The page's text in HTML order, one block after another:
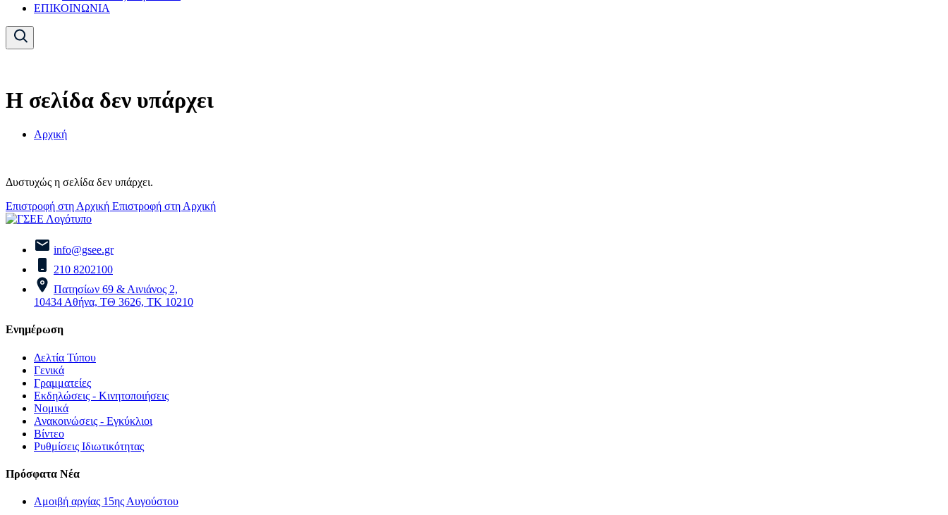
ΕΠΙΚΟΙΝΩΝΙΑ
Η σελίδα δεν υπάρχει
Αρχική
Δυστυχώς η σελίδα δεν υπάρχει.
Επιστροφή στη Αρχική Επιστροφή στη Αρχική
info@gsee.gr
210 8202100
Πατησίων 69 & Αινιάνος 2,
10434 Αθήνα, ΤΘ 3626, ΤΚ 10210
Ενημέρωση
Δελτία Τύπου
Γενικά
Γραμματείες
Εκδηλώσεις - Κινητοποιήσεις
Νομικά
Ανακοινώσεις - Εγκύκλιοι
Βίντεο
Ρυθμίσεις Ιδιωτικότητας
Πρόσφατα Νέα
Αμοιβή αργίας 15ης Αυγούστου